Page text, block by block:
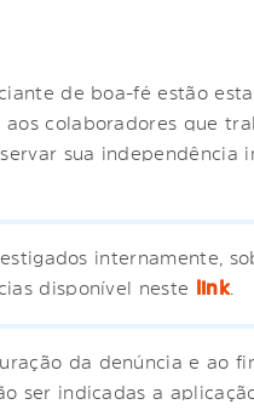
de boa-fé estão
colaboradores que
sua independência
internamente,
disponível neste link.
da denúncia e ao
ser indicadas a